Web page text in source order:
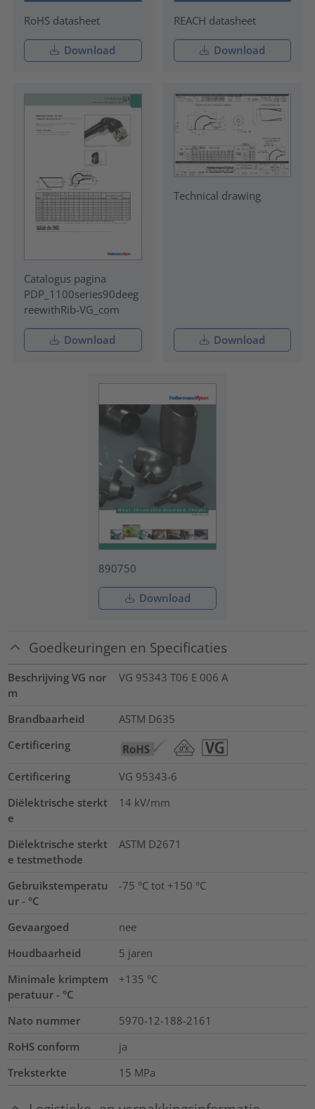
RoHS datasheet
Download
REACH datasheet
Download
Catalogus pagina
PDP_1100series90deeg
reewithRib-VG_com
Download
Technical drawing
Download
890750
Download
Goedkeuringen en Specificaties
Beschrijving VG nor
m
VG 95343 T06 E 006 A
Brandbaarheid
ASTM D635
Certificering
Certificering
VG 95343-6
Diëlektrische sterkt
e
14 kV/mm
Diëlektrische sterkt
e testmethode
ASTM D2671
Gebruikstemperatu
ur - °C
-75 °C tot +150 °C
Gevaargoed
nee
Houdbaarheid
5 jaren
Minimale krimptem
peratuur - °C
+135 °C
Nato nummer
5970-12-188-2161
RoHS conform
ja
Treksterkte
15 MPa